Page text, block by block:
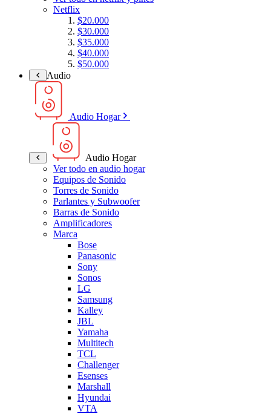
Netflix
$20.000
$30.000
$35.000
$40.000
$50.000
Audio
Audio Hogar
Audio Hogar
Ver todo en audio hogar
Equipos de Sonido
Torres de Sonido
Parlantes y Subwoofer
Barras de Sonido
Amplificadores
Marca
Bose
Panasonic
Sony
Sonos
LG
Samsung
Kalley
JBL
Yamaha
Multitech
TCL
Challenger
Esenses
Marshall
Hyundai
VTA